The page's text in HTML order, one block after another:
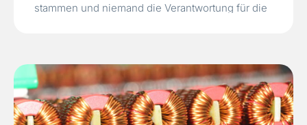
stammen und niemand die Verantwortung für die
Prüfdokumentationen machen aus einem
Standard‑Rack‑Aufbau eine
Last‑Minute‑Fehlersuche,…Read More »